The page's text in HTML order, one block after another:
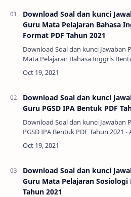
Download Soal dan kunci
Guru Mata Pelajaran Bahasa
Format PDF Tahun 2021
Download Soal dan kunci Jawaban
Mata Pelajaran Bahasa Inggris
2021 - Alhamdulillah. Bapak Ibu
sudah memasuki bulan Oktober
Download Soal dan kunci
Guru PGSD IPA Bentuk PDF
Download Soal dan kunci Jawaban
PGSD IPA Bentuk PDF Tahun 2021
Bapak Ibu semua sekarang sudah
bulan Oktober sebentar lagi akan
Download Soal dan kunci
Guru Mata Pelajaran Sosiologi
Tahun 2021